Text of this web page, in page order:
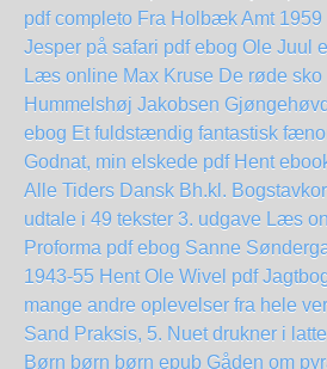
pdf completo Fra Holbæk Amt
Jesper på safari pdf ebog Ole Juul
Læs online Max Kruse De røde
Hummelshøj Jakobsen
ebog Et fuldstændig fantastisk
Godnat, min elskede pdf Hent
Alle Tiders Dansk Bh.kl.
udtale i 49 tekster 3. udgave Læs
Proforma pdf ebog Sanne
1943-55 Hent Ole Wivel pdf
mange andre oplevelser fra hele
Sand Praksis, 5. Nuet drukner i
Børn børn børn epub Gåden om